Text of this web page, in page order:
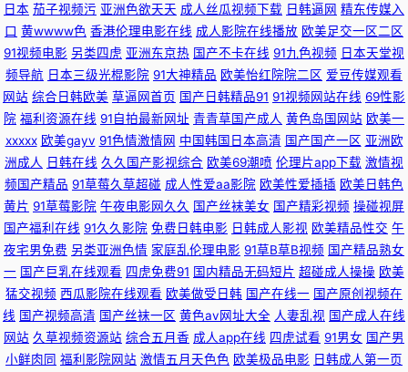
先锋资源网 91黄色操逼网站 91主播在线视频 美女和91 av搬运工 91自慰影
视 91大香蕉在线 丁香五月激情图片 国产91原创视频综合 婷婷福利导航 青草
青草视频 人妻先锋影音AV 久热服务AV 国产91aV福利电影 www日韩 AV天
堂色情亚洲成人 国内精品区 韩国av无码片 国产自产精品 91去网站 国产a母
子视频 黑丝国产在线 91www豆花 俺来也伦理黄 欧美色性交 国产资源网 香
蕉伊人久久 91资源人妻 麻豆先锋影视 91大神啪啪视频蜜桃 国产日韩乱码
91porn九色蝌蚪 国产二区v 污污色色视频网站 超碰在线社区 天美免费视频
99艹艹艹 日本a阿v免费视频 大香蕉怡红院院 婷婷五月论坛 www91日和操
日本 茄子视频污 亚洲色欲天天 成人丝瓜视频下载 日韩逼网 精东传媒入
口 黄wwww色 香港伦理电影在线 成人影院在线播放 欧美足交一区二区
91视频电影 另类四虎 亚洲东京热 国产不卡在线 91九色视频 日本天堂视
频导航 日本三级光棍影院 91大神精品 欧美怡红院院二区 爱豆传媒观看
网站 综合日韩欧美 草逼网首页 国产日韩精品91 91视频网站在线 69性影
院 福利资源在线 91自拍最新网址 青青草国产成人 黄色岛国网站 欧美一
xxxxx 欧美gayv 91色情激情网 中国韩国日本高清 国产国产一区 亚洲欧
洲成人 日韩在线 久久国产影视综合 欧美69潮喷 伦理片app下载 激情视
频国产精品 91草莓久草超碰 成人性爱aa影院 欧美性爱插插 欧美日韩色
黄片 91草莓影院 午夜电影网久久 国产丝袜美女 国产精彩视频 操碰视屏
国产福利在线 91久久影院 免费日韩电影 日韩成人影视 欧美精品性交 午
夜宅男免费 另类亚洲色情 家庭乱伦理电影 91草B草B视频 国产精品熟女
一 国产巨乳在线观看 四虎免费91 国内精品无码短片 超碰成人操操 欧美
猛交视频 西瓜影院在线观看 欧美做受日韩 国产在线一 国产原创视频在
线 国产视频高清 国产丝袜一区 黄色av网址大全 人妻乱视 国产成人在线
网站 久草视频资源站 综合五月香 成人app在线 四虎试看 91男女 国产男
小鲜肉同 福利影院网站 激情五月天色色 欧美极品电影 日韩成人第一页